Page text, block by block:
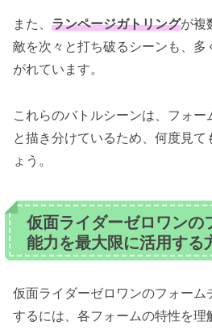
また、 ランページガトリングが複
敵を次々と打ち破るシーンも、多
がれています。
これらのバトルシーンは、フォー
と描き分けているため、何度見て
ょう。
仮面ライダーゼロワンの
能力を最大限に活用する
仮面ライダーゼロワンのフォーム
するには、各フォームの特性を理